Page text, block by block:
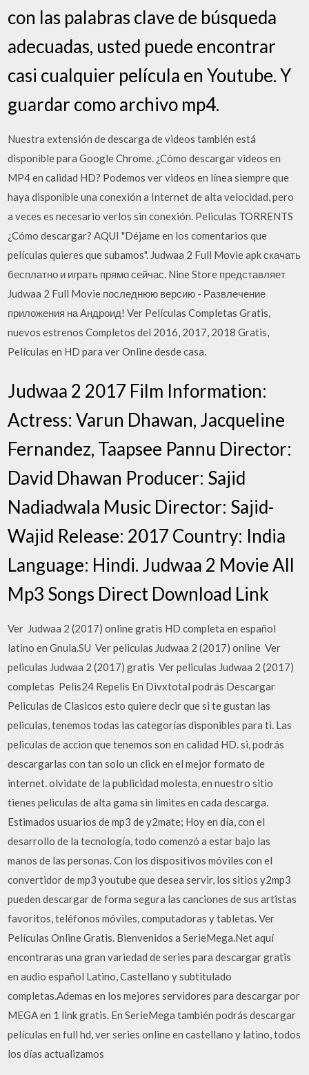
con las palabras clave de búsqueda
adecuadas, usted puede encontrar
casi cualquier película en Youtube. Y
guardar como archivo mp4.
Nuestra extensión de descarga de videos también está
disponible para Google Chrome. ¿Cómo descargar videos en
MP4 en calidad HD? Podemos ver videos en línea siempre que
haya disponible una conexión a Internet de alta velocidad, pero
a veces es necesario verlos sin conexión. Peliculas TORRENTS
¿Cómo descargar? AQUI "Déjame en los comentarios que
películas quieres que subamos". Judwaa 2 Full Movie apk скачать
бесплатно и играть прямо сейчас. Nine Store представляет
Judwaa 2 Full Movie последнюю версию - Развлечение
приложения на Андроид! Ver Películas Completas Gratis,
nuevos estrenos Completos del 2016, 2017, 2018 Gratis,
Películas en HD para ver Online desde casa.
Judwaa 2 2017 Film Information:
Actress: Varun Dhawan, Jacqueline
Fernandez, Taapsee Pannu Director:
David Dhawan Producer: Sajid
Nadiadwala Music Director: Sajid-
Wajid Release: 2017 Country: India
Language: Hindi. Judwaa 2 Movie All
Mp3 Songs Direct Download Link
Ver ️ Judwaa 2 (2017) online gratis HD completa en español
latino en Gnula.SU ️ Ver peliculas Judwaa 2 (2017) online ️ Ver
peliculas Judwaa 2 (2017) gratis ️ Ver peliculas Judwaa 2 (2017)
completas ️ Pelis24 Repelis En Divxtotal podrás Descargar
Peliculas de Clasicos esto quiere decir que si te gustan las
peliculas, tenemos todas las categorías disponibles para ti. Las
peliculas de accion que tenemos son en calidad HD. si, podrás
descargarlas con tan solo un click en el mejor formato de
internet. olvidate de la publicidad molesta, en nuestro sitio
tienes peliculas de alta gama sin limites en cada descarga.
Estimados usuarios de mp3 de y2mate; Hoy en día, con el
desarrollo de la tecnología, todo comenzó a estar bajo las
manos de las personas. Con los dispositivos móviles con el
convertidor de mp3 youtube que desea servir, los sitios y2mp3
pueden descargar de forma segura las canciones de sus artistas
favoritos, teléfonos móviles, computadoras y tabletas. Ver
Películas Online Gratis. Bienvenidos a SerieMega.Net aquí
encontraras una gran variedad de series para descargar gratis
en audio español Latino, Castellano y subtitulado
completas.Ademas en los mejores servidores para descargar por
MEGA en 1 link gratis. En SerieMega también podrás descargar
películas en full hd, ver series online en castellano y latino, todos
los días actualizamos